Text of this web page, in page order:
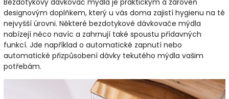
Bezdotykový dávkovač mýdla je praktickým a zároveň
designovým doplňkem, který u vás doma zajistí hygienu na té
nejvyšší úrovni. Některé bezdotykové dávkovače mýdla
nabízejí něco navíc a zahrnují také spoustu přídavných
funkcí. Jde například o automatické zapnutí nebo
automatické přizpůsobení dávky tekutého mýdla vašim
potřebám.